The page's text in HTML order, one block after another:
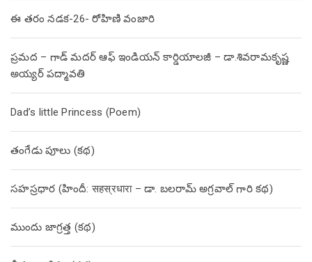
ఈ తరం నడక-26- రోహిణి వంజారి
ప్రమద – గాడ్ మదర్ ఆఫ్ ఇండియన్ కార్డియాలజీ – డా.శివరామకృష్ణ
అయ్యర్ పద్మావతి
Dad’s little Princess (Poem)
తంగేడు పూలు (క‌థ‌)
సహస్రధార (హిందీ: सहस्रधारा – డా. బలరామ్ అగ్రవాల్ గారి కథ)
ముందు జాగ్రత్త (క‌థ‌)